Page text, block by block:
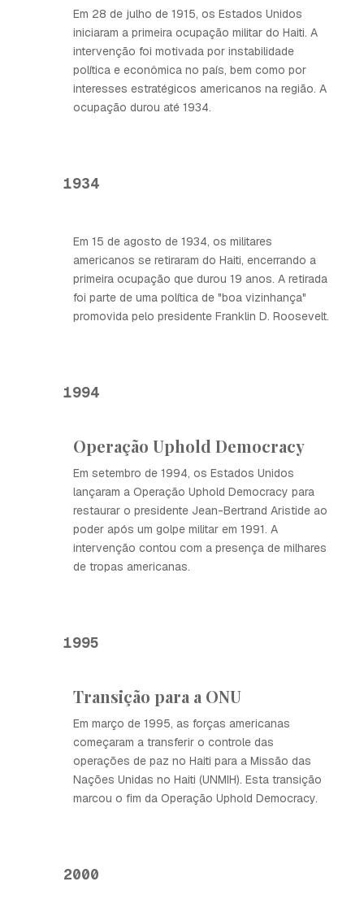
Em 28 de julho de 1915, os Estados Unidos
iniciaram a primeira ocupação militar do Haiti. A
intervenção foi motivada por instabilidade
política e econômica no país, bem como por
interesses estratégicos americanos na região. A
ocupação durou até 1934.
1934
Em 15 de agosto de 1934, os militares
americanos se retiraram do Haiti, encerrando a
primeira ocupação que durou 19 anos. A retirada
foi parte de uma política de "boa vizinhança"
promovida pelo presidente Franklin D. Roosevelt.
1994
Operação Uphold Democracy
Em setembro de 1994, os Estados Unidos
lançaram a Operação Uphold Democracy para
restaurar o presidente Jean-Bertrand Aristide ao
poder após um golpe militar em 1991. A
intervenção contou com a presença de milhares
de tropas americanas.
1995
Transição para a ONU
Em março de 1995, as forças americanas
começaram a transferir o controle das
operações de paz no Haiti para a Missão das
Nações Unidas no Haiti (UNMIH). Esta transição
marcou o fim da Operação Uphold Democracy.
2000